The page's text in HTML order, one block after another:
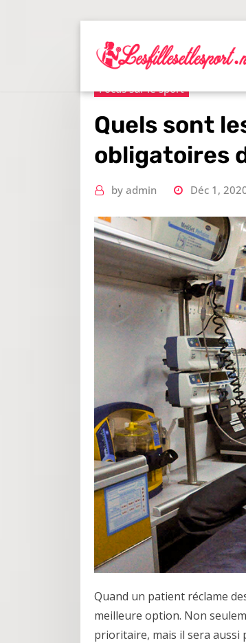
Focus sur le sport
Quels sont
obligatoires
by admin Déc 1,
Quand un patient réclame
meilleure option. Non
prioritaire, mais il sera aussi